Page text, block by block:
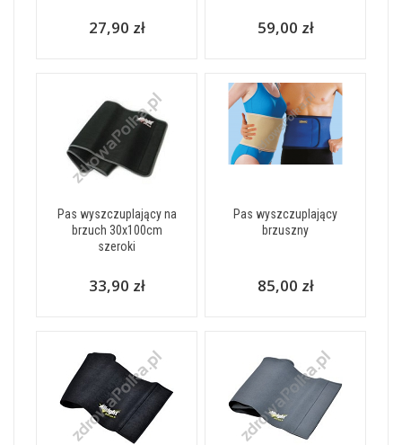
27,90 zł 59,00 zł
Pas wyszczuplający na
brzuch 30x100cm
szeroki
33,90 zł
Pas wyszczuplający
brzuszny
85,00 zł